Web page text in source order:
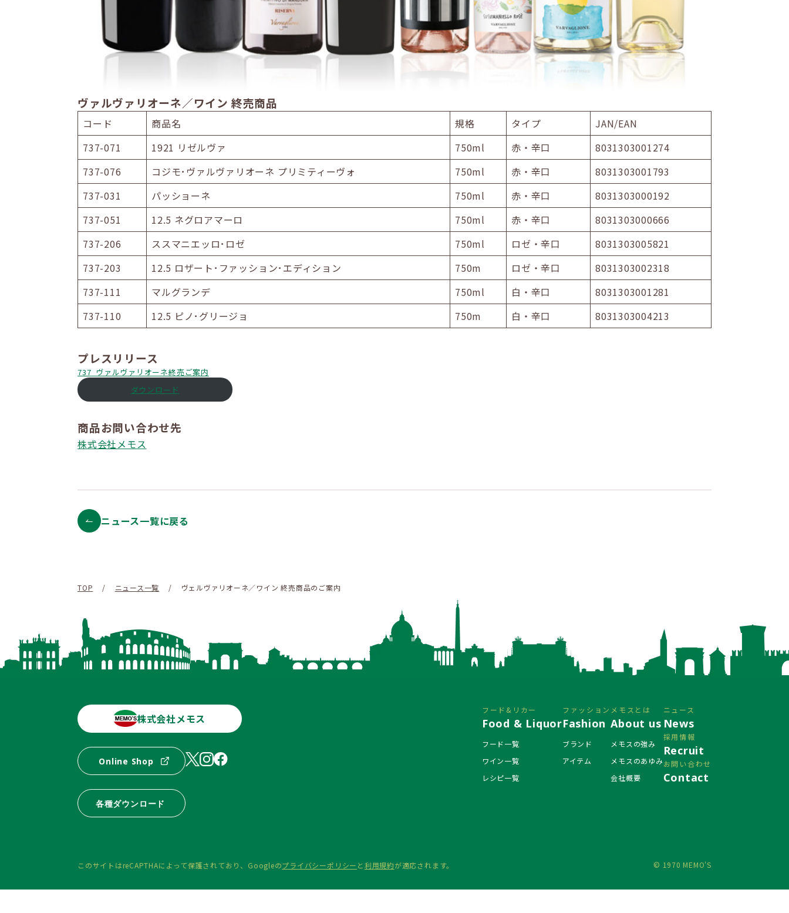
ヴァルヴァリオーネ／ワイン 終売商品
コード 商品名 規格 タイプ
JAN/EAN
737-071
1921 リゼルヴァ 750ml 赤・辛口
8031303001274
737-076
コジモ･ヴァルヴァリオーネ プリミティーヴォ 750ml 赤・辛口
8031303001793
737-031
パッショーネ 750ml 赤・辛口
8031303000192
737-051
12.5 ネグロアマーロ 750ml 赤・辛口
8031303000666
737-206
ススマニエッロ･ロゼ 750ml ロゼ・辛口
8031303005821
737-203
12.5 ロザート･ファッション･エディション 750m ロゼ・辛口
8031303002318
737-111
マルグランデ 750ml 白・辛口
8031303001281
737-110
12.5 ピノ･グリージョ 750m 白・辛口 8031303004213
プレスリリース
737_ヴァルヴァリオーネ終売ご案内
ダウンロード
商品お問い合わせ先
株式会社メモス
ニュース一覧に戻る
TOP / ニュース一覧 / ヴェルヴァリオーネ／ワイン 終売商品のご案内
株式会社メモス
Online Shop
各種ダウンロード
フード&リカー
Food & Liquor
フード一覧
ワイン一覧
レシピ一覧
ファッション
Fashion
ブランド
アイテム
メモスとは
About us
メモスの強み
メモスのあゆみ
会社概要
ニュース
News
採用情報
Recruit
お問い合わせ
Contact
このサイトはreCAPTHAによって保護されており、 Googleのプライバシーポリシー と利用規約が適応されます。 © 1970 MEMO'S